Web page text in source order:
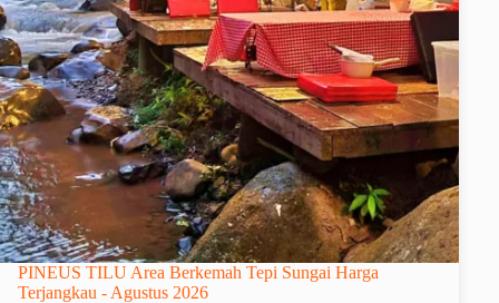
PINEUS TILU Area Berkemah Tepi Sungai Harga
Terjangkau - Agustus 2026